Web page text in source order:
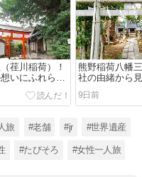
荏川稲荷）！
いにふれられ
東京都品川
熊野稲荷八幡
社の由緒から
野とのご縁(東
9日前
旅 #老舗 #jr #世界遺産
#たびそろ #女性一人旅